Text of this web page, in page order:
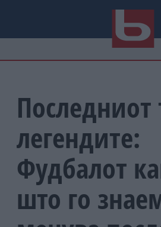
Последниот
легендите:
Фудбалот
што го